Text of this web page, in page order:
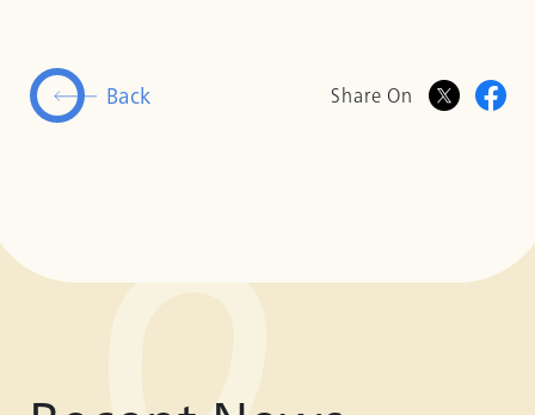
Back Share On